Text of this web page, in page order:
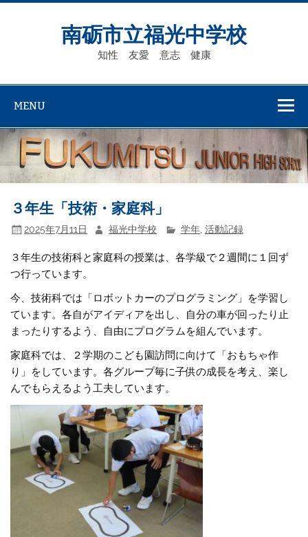
Skip
南砺市立福光中学校
知性 友愛 意志 健康
MENU
３年生「技術・家庭科」
2025年7月11日 福光中学校 学年, 活動記録
３年生の技術科と家庭科の授業は、各学級で２週間に１回ず
つ行っています。
今、技術科では「ロボットカーのプログラミング」を学習し
ています。各自がアイディアを出し、自分の車が回ったり止
まったりするよう、自由にプログラムを組んでいます。
家庭科では、２学期のこども園訪問に向けて「おもちゃ作
り」をしています。各グループ毎に子供の成長を考え、楽し
んでもらえるよう工夫しています。